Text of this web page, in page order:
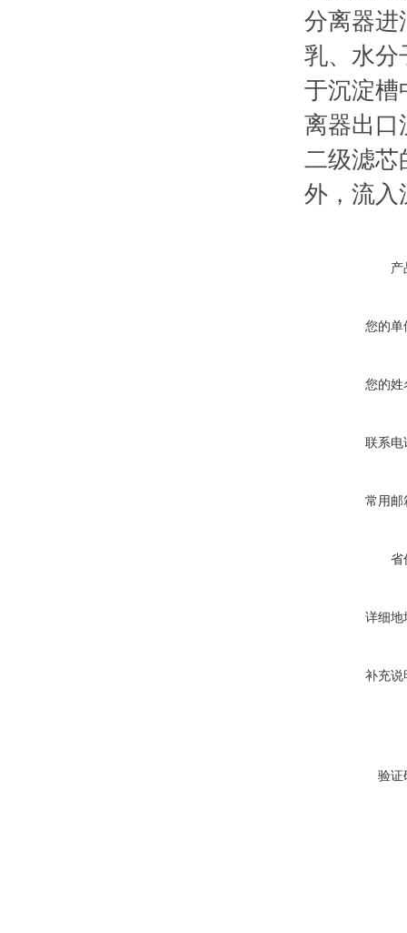
分离器进
乳、水分
于沉淀槽
离器出口
二级滤芯
外，流入
产
您的单
您的姓
联系电
常用邮
省
详细地
补充说
验证